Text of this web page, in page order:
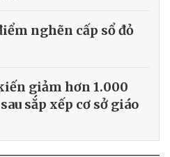
nghẽn cấp sổ đỏ
giảm hơn 1.000
sắp xếp cơ sở giáo